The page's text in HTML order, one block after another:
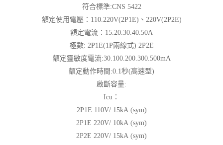
符合標準:CNS 5422
額定使用電壓：110.220V(2P1E)、220V(2P2E)
額定電流：15.20.30.40.50A
極數: 2P1E(1P兩線式) 2P2E
額定靈敏度電流:30.100.200.300.500mA
額定動作時間:0.1秒(高速型)
啟斷容量:
Icu：
2P1E 110V/ 15kA (sym)
2P1E 220V/ 10kA (sym)
2P2E 220V/ 15kA (sym)